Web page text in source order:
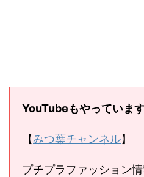
YouTubeもやっています
【みつ葉チャンネル】
プチプラファッション